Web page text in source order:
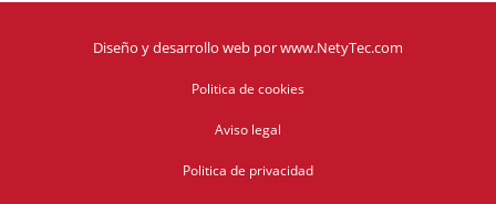
Diseño y desarrollo web porwww.NetyTec.com
Politica de cookies
Aviso legal
Politica de privacidad